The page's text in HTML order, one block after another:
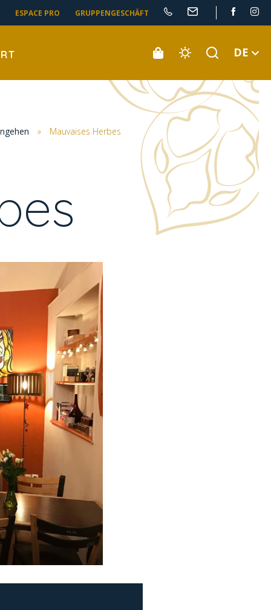
ESPACE PRO GRUPPENGESCHÄFT
DE
» Mauvaises Herbes